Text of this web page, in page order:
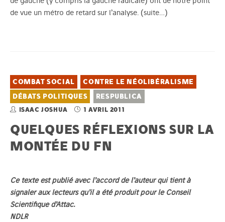
de vue un métro de retard sur l’analyse. (suite…)
COMBAT SOCIAL
CONTRE LE NÉOLIBÉRALISME
DÉBATS POLITIQUES
RESPUBLICA
ISAAC JOSHUA 1 AVRIL 2011
QUELQUES RÉFLEXIONS SUR LA
MONTÉE DU FN
Ce texte est publié avec l’accord de l’auteur qui tient à
signaler aux lecteurs qu’il a été produit pour le Conseil
Scientifique d’Attac.
NDLR